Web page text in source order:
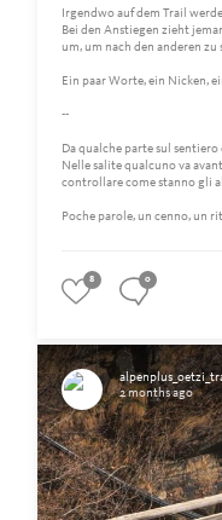
Irgendwo auf dem Trail
Bei den Anstiegen zieht
um, um nach den anderen zu
Ein paar Worte, ein Nicken,
--
Da qualche parte sul
Nelle salite qualcuno va
controllare come stanno gli
Poche parole, un cenno, un
8 0
2 months ago